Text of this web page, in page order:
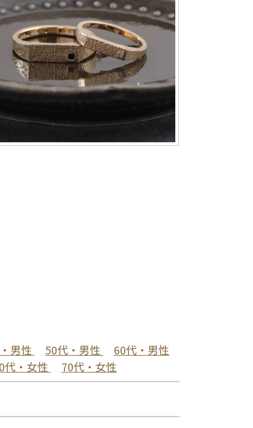
男性 50代・男性
60代・男性
代・女性 70代・女性